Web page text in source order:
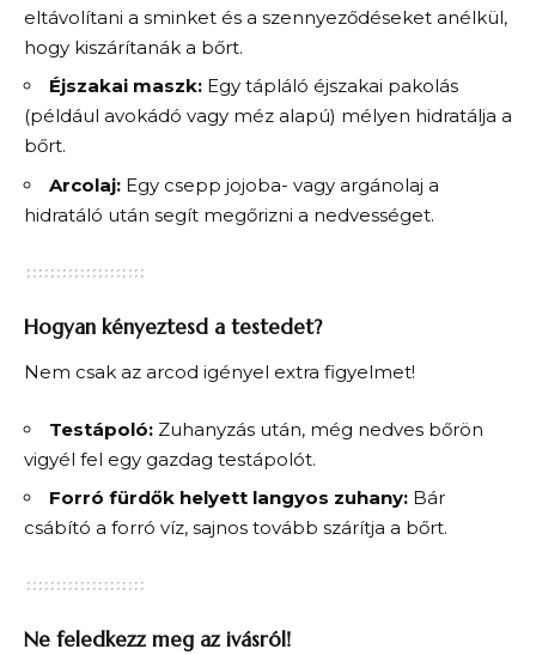
eltávolítani a sminket és a szennyeződéseket anélkül,
hogy kiszárítanák a bőrt.
Éjszakai maszk: Egy tápláló éjszakai pakolás
(például avokádó vagy méz alapú) mélyen hidratálja a
bőrt.
Arcolaj: Egy csepp jojoba- vagy argánolaj a
hidratáló után segít megőrizni a nedvességet.
Hogyan kényeztesd a testedet?
Nem csak az arcod igényel extra figyelmet!
Testápoló: Zuhanyzás után, még nedves bőrön
vigyél fel egy gazdag testápolót.
Forró fürdők helyett langyos zuhany: Bár
csábító a forró víz, sajnos tovább szárítja a bőrt.
Ne feledkezz meg az ivásról!